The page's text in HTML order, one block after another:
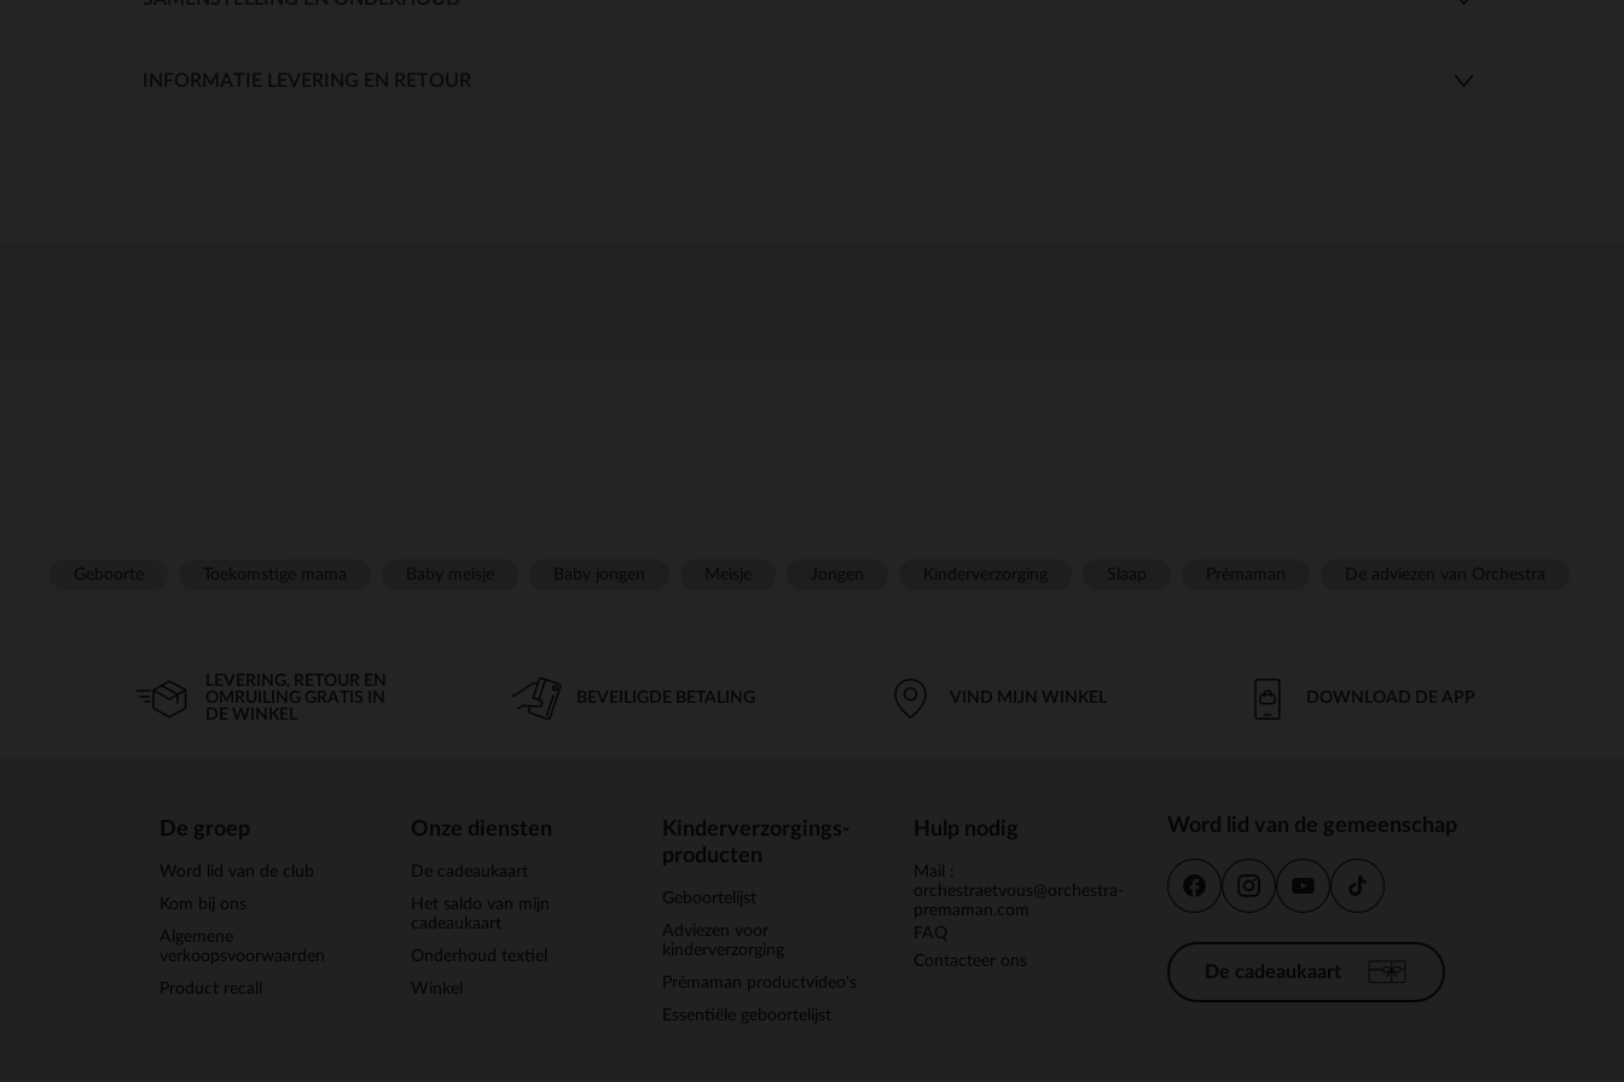
INFORMATIE LEVERING EN RETOUR
LEVERING, RETOUR EN
OMRUILING GRATIS IN
DE WINKEL
BEVEILIGDE BETALING VIND MIJN WINKEL DOWNLOAD DE APP
De groep
Word lid van de club
Kom bij ons
Algemene
verkoopsvoorwaarden
Product recall
Onze diensten
De cadeaukaart
Het saldo van mijn
cadeaukaart
Onderhoud textiel
Winkel
Kinderverzorgings-
producten
Geboortelijst
Adviezen voor
kinderverzorging
Prémaman productvideo's
Essentiële geboortelijst
Hulp nodig
Mail :
orchestraetvous@orchestra-
premaman.com
FAQ
Contacteer ons
Word lid van de gemeenschap
De cadeaukaart